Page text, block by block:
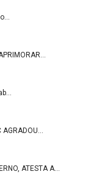
AGRADOU…
ATESTA A…